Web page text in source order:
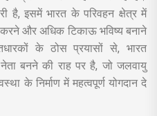
है, इसमें भारत के परिवहन क्षेत्र में
और अधिक टिकाऊ भविष्य बनाने
के ठोस प्रयासों से, भारत
बनने की राह पर है, जो जलवायु
के निर्माण में महत्वपूर्ण योगदान दे